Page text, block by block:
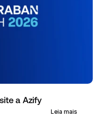
a Azify
Leia mais